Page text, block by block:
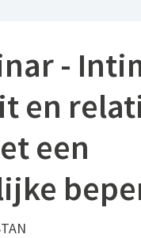
-
en
een